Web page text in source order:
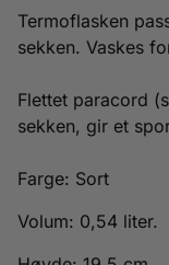
Termoflasken
sekken. Vaskes
Flettet paracord
sekken, gir et
Farge: Sort
Volum: 0,54 liter.